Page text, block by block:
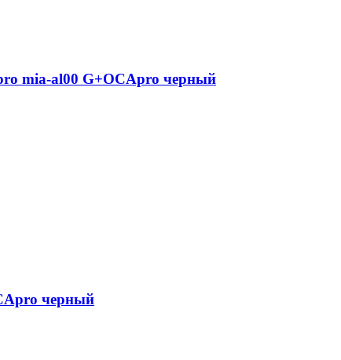
mia-al00 G+OCApro черный
черный